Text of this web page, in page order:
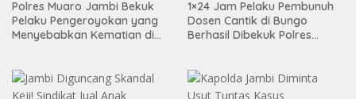
Polres Muaro Jambi Bekuk
Pelaku Pengeroyokan yang
Menyebabkan Kematian di
1×24 Jam Pelaku Pembunuh
Dosen Cantik di Bungo
Berhasil Dibekuk Polres